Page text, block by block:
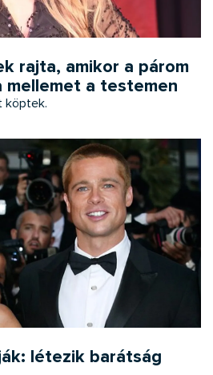
rajta, amikor a párom
mellemet a testemen
köptek.
létezik barátság